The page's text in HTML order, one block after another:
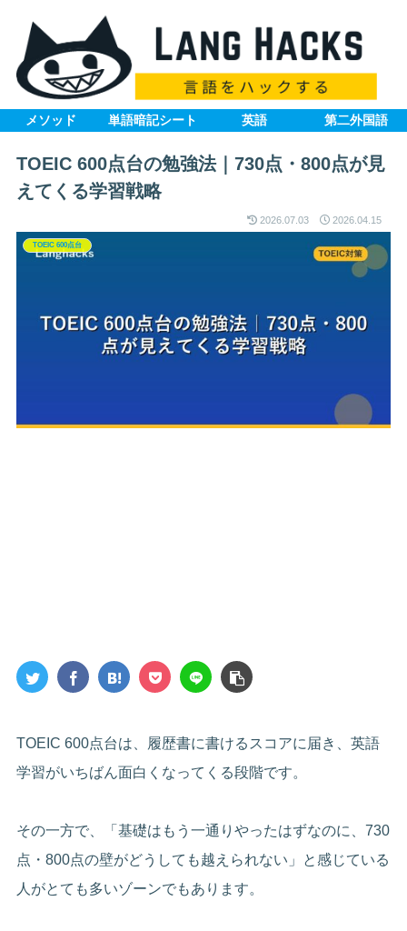
メソッド 単語暗記シート 英語 第二外国語
TOEIC 600点台の勉強法｜730点・800点が見
えてくる学習戦略
2026.07.03 2026.04.15
TOEIC 600点台
TOEIC 600点台は、履歴書に書けるスコアに届き、英語
学習がいちばん面白くなってくる段階です。
その一方で、「基礎はもう一通りやったはずなのに、730
点・800点の壁がどうしても越えられない」と感じている
人がとても多いゾーンでもあります。